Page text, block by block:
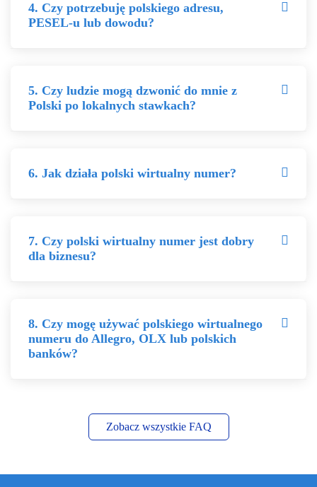
4. Czy potrzebuję polskiego adresu,
PESEL-u lub dowodu?
5. Czy ludzie mogą dzwonić do mnie z
Polski po lokalnych stawkach?
6. Jak działa polski wirtualny numer?
7. Czy polski wirtualny numer jest dobry
dla biznesu?
8. Czy mogę używać polskiego wirtualnego
numeru do Allegro, OLX lub polskich
banków?
Zobacz wszystkie FAQ